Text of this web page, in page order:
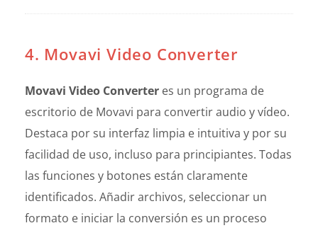
4. Movavi Video Converter
Movavi Video Converter es un programa de
escritorio de Movavi para convertir audio y vídeo.
Destaca por su interfaz limpia e intuitiva y por su
facilidad de uso, incluso para principiantes. Todas
las funciones y botones están claramente
identificados. Añadir archivos, seleccionar un
formato e iniciar la conversión es un proceso